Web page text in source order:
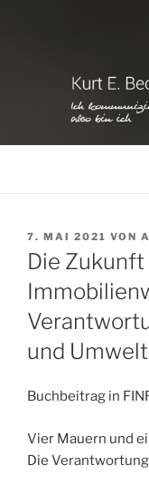
VERÖFFENTLICHT
AM
7. MAI 2021 VON
Die
und Umwelt
Buchbeitrag in
Vier Mauern und
Die Verantwortung